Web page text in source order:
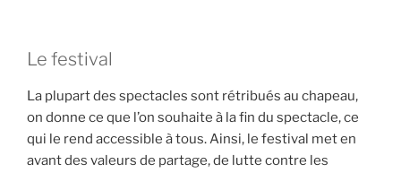
Le festival
La plupart des spectacles sont rétribués au chapeau,
on donne ce que l’on souhaite à la fin du spectacle, ce
qui le rend accessible à tous. Ainsi, le festival met en
avant des valeurs de partage, de lutte contre les